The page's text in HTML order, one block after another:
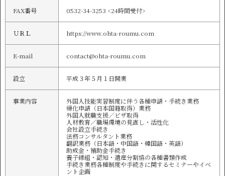
FAX番号 0532-34-3253 <24時間受付>
ＵＲＬ https://www.ohta-roumu.com
E-mail contact@ohta-roumu.com
設立 平成３年５月１日開業
事業内容
外国人技能実習制度に伴う各種申請・手続き業務
帰化申請（日本国籍取得）業務
外国人就職支援／ビザ取得
人材教育／職場環境の見直し・活性化
会社設立手続き
法務コンサルタント業務
翻訳業務（日本語・中国語・韓国語・英語）
助成金・補助金手続き
養子縁組・認知・遺産分割協の各種書類作成
手続き業務各種制度や手続きに関するセミナーやイベ
ント企画